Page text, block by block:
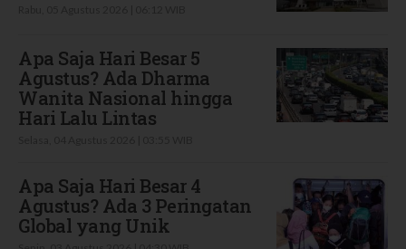
Apa Saja Hari Besar 5
Agustus? Ada Dharma
Wanita Nasional hingga
Hari Lalu Lintas
Apa Saja Hari Besar 4
Agustus? Ada 3 Peringatan
Global yang Unik